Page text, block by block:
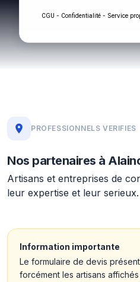
CGU - Confidentialité - Service
PROFESSIONNELS VERIFIES
Nos partenaires à
Artisans et entreprises de
leur expertise et leur serieux.
Information importante
Le formulaire de devis
forcément les artisans